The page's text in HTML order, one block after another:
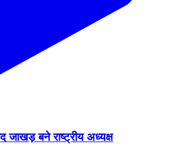
जाखड़ बने राष्ट्रीय अध्यक्ष